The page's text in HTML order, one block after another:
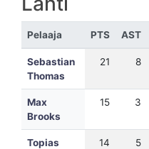
Pelaaja PTS AST
Sebastian
Thomas
21 8
Max
Brooks
15 3
Topias
14 5